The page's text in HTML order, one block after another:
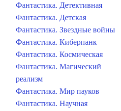
Фантастика. Детективная
Фантастика. Детская
Фантастика. Звездные войны
Фантастика. Киберпанк
Фантастика. Космическая
Фантастика. Магический
реализм
Фантастика. Мир пауков
Фантастика. Научная